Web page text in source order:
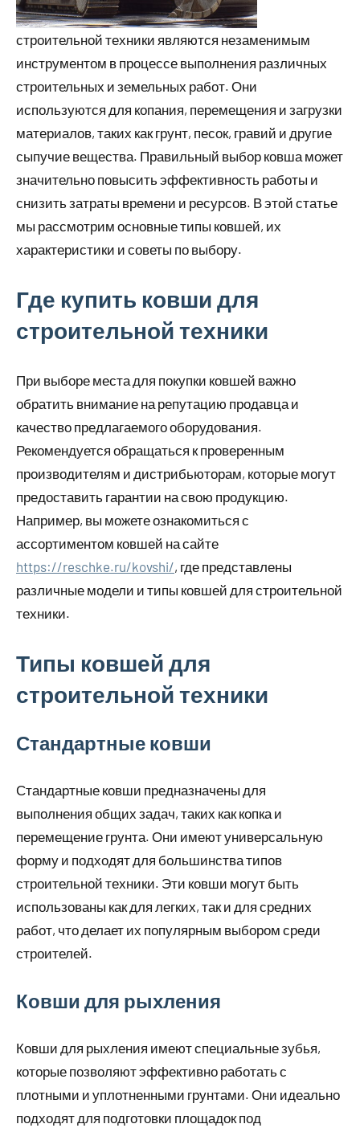
строительной техники являются незаменимым
инструментом в процессе выполнения различных
строительных и земельных работ. Они
используются для копания, перемещения и загрузки
материалов, таких как грунт, песок, гравий и другие
сыпучие вещества. Правильный выбор ковша может
значительно повысить эффективность работы и
снизить затраты времени и ресурсов. В этой статье
мы рассмотрим основные типы ковшей, их
характеристики и советы по выбору.
Где купить ковши для
строительной техники
При выборе места для покупки ковшей важно
обратить внимание на репутацию продавца и
качество предлагаемого оборудования.
Рекомендуется обращаться к проверенным
производителям и дистрибьюторам, которые могут
предоставить гарантии на свою продукцию.
Например, вы можете ознакомиться с
ассортиментом ковшей на сайте
https://reschke.ru/kovshi/, где представлены
различные модели и типы ковшей для строительной
техники.
Типы ковшей для
строительной техники
Стандартные ковши
Стандартные ковши предназначены для
выполнения общих задач, таких как копка и
перемещение грунта. Они имеют универсальную
форму и подходят для большинства типов
строительной техники. Эти ковши могут быть
использованы как для легких, так и для средних
работ, что делает их популярным выбором среди
строителей.
Ковши для рыхления
Ковши для рыхления имеют специальные зубья,
которые позволяют эффективно работать с
плотными и уплотненными грунтами. Они идеально
подходят для подготовки площадок под